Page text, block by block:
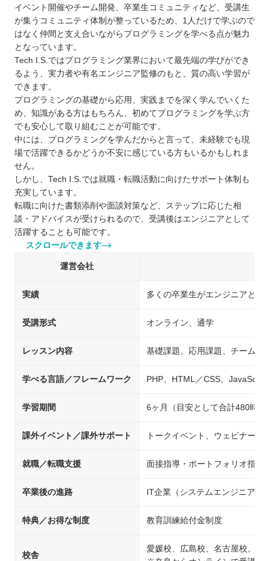
加する
宮崎で自分に合ったプログラムスクールを選ぼ
う！
自分の住んでるエリアでプログラミングスクールを
探したい⭐️
関東
中部
近畿
中国
四国
九州 / 沖縄
イベント開催やチーム開発、卒業生コミュニティなど、受講生
が集うコミュニティ体制が整っているため、1人だけで学ぶので
はなく仲間と支え合いながらプログラミングを学べる点が魅力
となっています。
Tech I.S.ではプログラミング業界において最先端の学びができ
るよう、実力者や有名エンジニア監修のもと、質の高い学習が
できます。
プログラミングの基礎から応用、実践までを深く学んでいくた
め、知識がある方はもちろん、初めてプログラミングを学ぶ方
でも安心して取り組むことが可能です。
中には、プログラミングを学んだからと言って、未経験でも現
場で活躍できるかどうか不安に感じている方もいるかもしれま
せん。
しかし、Tech I.S.では就職・転職活動に向けたサポート体制も
充実しています。
転職に向けた書類添削や面談対策など、ステップに応じた相
談・アドバイスが受けられるので、受講後はエンジニアとして
活躍することも可能です。
スクロールできます
運営会社
実績 多くの卒業生がエンジニアとし
受講形式 オンライン、通学
レッスン内容 基礎課題、応用課題、チーム開
学べる言語／フレームワーク PHP、HTML／CSS、
学習期間 6ヶ月（目安として合計480時間
課外イベント／課外サポート トークイベント、ウェビナー、
就職／転職支援 面接指導・ポートフォリオ指導
卒業後の進路 IT企業（システムエンジニア
特典／お得な制度 教育訓練給付金制度
校舎
愛媛校、広島校、名古屋校、島